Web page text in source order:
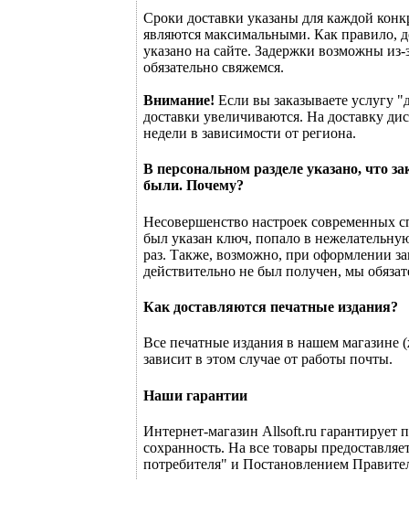
Сроки доставки указаны для каждой
являются максимальными. Как правило,
указано на сайте. Задержки возможны
обязательно свяжемся.
Внимание! Если вы заказываете услугу
доставки увеличиваются. На доставку
недели в зависимости от региона.
В персональном разделе указано, что
были. Почему?
Несовершенство настроек современных
был указан ключ, попало в
раз. Также, возможно, при оформлении
действительно не был получен, мы
Как доставляются печатные издания?
Все печатные издания в нашем магазине
зависит в этом случае от работы почты.
Наши гарантии
Интернет-магазин Allsoft.ru гарантирует
сохранность. На все товары
потребителя" и Постановлением